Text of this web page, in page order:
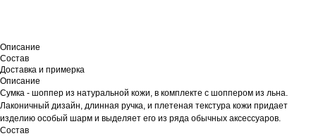
Описание
Состав
Доставка и примерка
Описание
Сумка - шоппер из натуральной кожи, в комплекте с шоппером из льна.
Лаконичный дизайн, длинная ручка, и плетеная текстура кожи придает
изделию особый шарм и выделяет его из ряда обычных аксессуаров.
Состав